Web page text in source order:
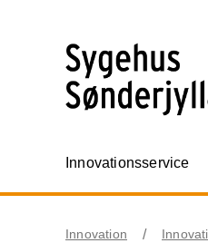
Innovationsservice
Innovation